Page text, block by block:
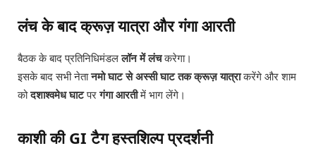
लंच के बाद क्रूज़ यात्रा और गंगा आरती
बैठक के बाद प्रतिनिधिमंडललॉन में लंचकरेगा।
इसके बाद सभी नेतानमो घाट से अस्सी घाट तक क्रूज़ यात्राकरेंगे और शाम
कोदशाश्वमेध घाटपरगंगा आरतीमें भाग लेंगे।
काशी की GI टैग हस्तशिल्प प्रदर्शनी